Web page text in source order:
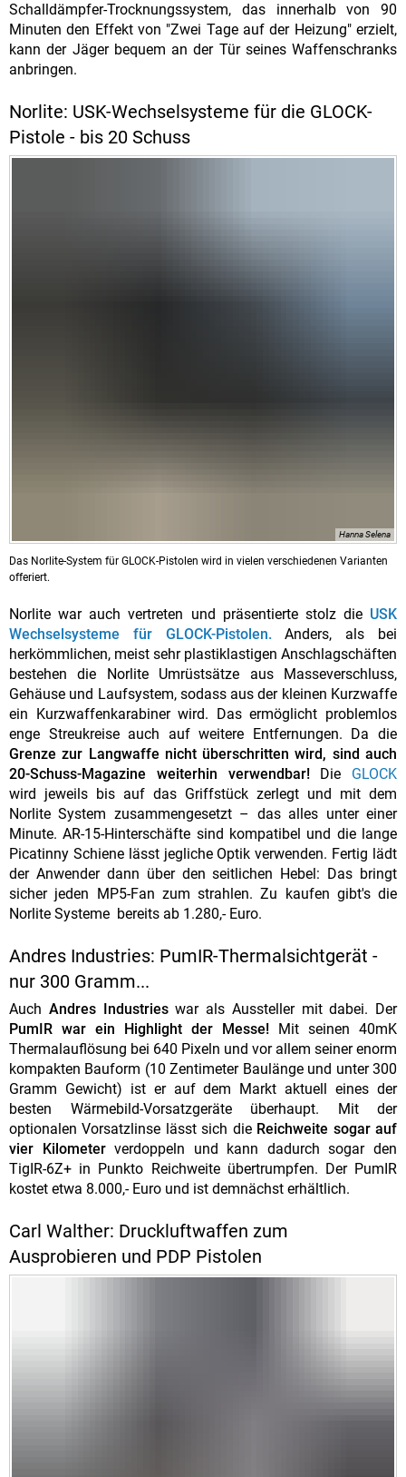
Schalldämpfer-Trocknungssystem, das innerhalb von 90
Minuten den Effekt von "Zwei Tage auf der Heizung" erzielt,
kann der Jäger bequem an der Tür seines Waffenschranks
anbringen.
Norlite: USK-Wechselsysteme für die GLOCK-
Pistole - bis 20 Schuss
Hanna Selena
Das Norlite-System für GLOCK-Pistolen wird in vielen verschiedenen Varianten
offeriert.
Norlite war auch vertreten und präsentierte stolz die USK
Wechselsysteme für GLOCK-Pistolen.Anders, als bei
herkömmlichen, meist sehr plastiklastigen Anschlagschäften
bestehen die Norlite Umrüstsätze aus Masseverschluss,
Gehäuse und Laufsystem, sodass aus der kleinen Kurzwaffe
ein Kurzwaffenkarabiner wird. Das ermöglicht problemlos
enge Streukreise auch auf weitere Entfernungen. Da die
Grenze zur Langwaffe nicht überschritten wird, sind auch
20-Schuss-Magazine weiterhin verwendbar!Die GLOCK
wird jeweils bis auf das Griffstück zerlegt und mit dem
Norlite System zusammengesetzt – das alles unter einer
Minute. AR-15-Hinterschäfte sind kompatibel und die lange
Picatinny Schiene lässt jegliche Optik verwenden. Fertig lädt
der Anwender dann über den seitlichen Hebel: Das bringt
sicher jeden MP5-Fan zum strahlen. Zu kaufen gibt's die
Norlite Systeme bereits ab 1.280,- Euro.
Andres Industries: PumIR-Thermalsichtgerät -
nur 300 Gramm...
Auch Andres Industrieswar als Aussteller mit dabei. Der
PumIR war ein Highlight der Messe! Mit seinen 40mK
Thermalauflösung bei 640 Pixeln und vor allem seiner enorm
kompakten Bauform (10 Zentimeter Baulänge und unter 300
Gramm Gewicht) ist er auf dem Markt aktuell eines der
besten Wärmebild-Vorsatzgeräte überhaupt. Mit der
optionalen Vorsatzlinse lässt sich dieReichweite sogar auf
vier Kilometerverdoppeln und kann dadurch sogar den
TigIR-6Z+ in Punkto Reichweite übertrumpfen. Der PumIR
kostet etwa 8.000,- Euro und ist demnächst erhältlich.
Carl Walther: Druckluftwaffen zum
Ausprobieren und PDP Pistolen